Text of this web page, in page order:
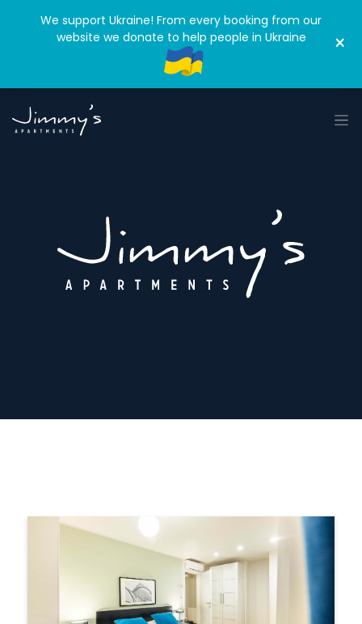
We support Ukraine! From every booking from our
website we donate to help people in Ukraine
×